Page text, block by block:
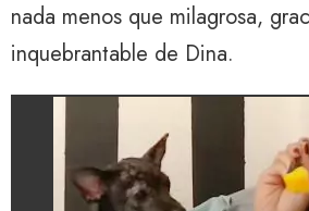
nada menos que milagrosa,
inquebrantable de Dina.